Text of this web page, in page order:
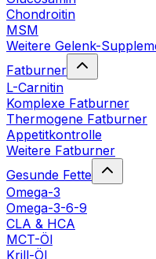
Chondroitin
MSM
Weitere Gelenk-
Fatburner
L-Carnitin
Komplexe Fatburner
Thermogene Fatburner
Appetitkontrolle
Weitere Fatburner
Gesunde Fette
Omega-3
Omega-3-6-9
CLA & HCA
MCT-Öl
Krill-Öl